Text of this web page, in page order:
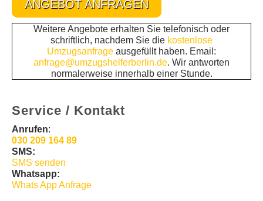
ANGEBOT ANFRAGEN
Weitere Angebote erhalten Sie telefonisch oder
schriftlich, nachdem Sie die kostenlose
Umzugsanfrage ausgefüllt haben. Email:
anfrage@umzugshelferberlin.de. Wir antworten
normalerweise innerhalb einer Stunde.
Service / Kontakt
Anrufen:
030 209 164 89
SMS:
SMS senden
Whatsapp:
Whats App Anfrage